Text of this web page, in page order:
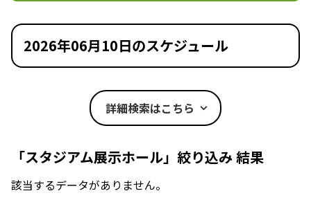
2026年06月10日のスケジュール
詳細検索はこちら
「スタジアム展示ホール」絞り込み 結果
該当するデータがありません。